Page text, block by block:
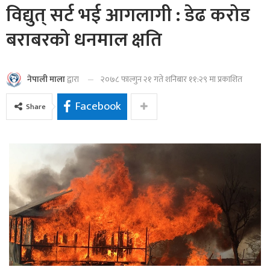
विद्युत् सर्ट भई आगलागी : डेढ करोड
बराबरको धनमाल क्षति
नेपाली मालाद्वारा २०७८ फाल्गुन २१ गते शनिबार ११:२९ मा प्रकाशित
Share Facebook